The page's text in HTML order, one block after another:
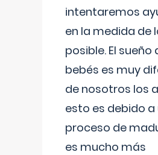
intentaremos
en la medida de
posible. El sueño
bebés es muy
de nosotros los
esto es debido a
proceso de
es mucho más